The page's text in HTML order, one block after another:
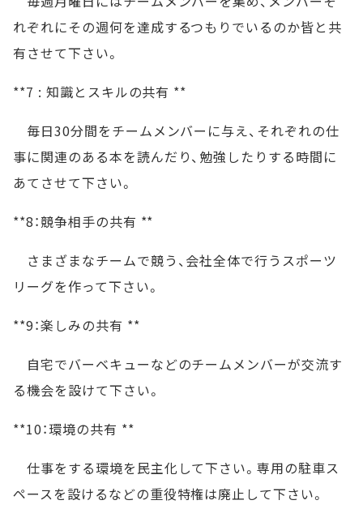
れぞれにその週何を達成するつもりでいるのか皆と共
有させて下さい。
**7 : 知識とスキルの共有 **
毎日30分間をチームメンバーに与え、それぞれの仕
事に関連のある本を読んだり、勉強したりする時間に
あてさせて下さい。
**8：競争相手の共有 **
さまざまなチームで競う、会社全体で行うスポーツ
リーグを作って下さい。
**9：楽しみの共有 **
自宅でバーベキューなどのチームメンバーが交流す
る機会を設けて下さい。
**10：環境の共有 **
仕事をする環境を民主化して下さい。専用の駐車ス
ペースを設けるなどの重役特権は廃止して下さい。